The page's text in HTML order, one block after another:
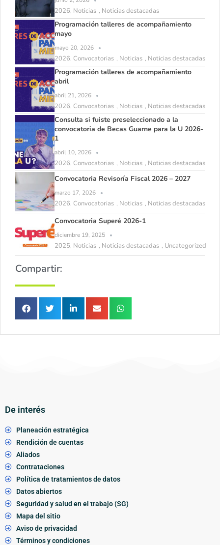
2026, Noticias , Noticias destacadas
Programación talleres de acompañamiento
mayo
mayo 20, 2026
2026, Convocatorias , Noticias , Noticias destacadas
Programación talleres de acompañamiento
abril
abril 21, 2026
2026, Convocatorias , Noticias , Noticias destacadas
Consulta si fuiste preseleccionado a la
convocatoria de Becas Guarne para la U 2026-
1
abril 10, 2026
2026, Convocatorias , Noticias , Noticias destacadas
Convocatoria Revisoría Fiscal 2026 – 2027
marzo 17, 2026
2026, Convocatorias , Noticias , Noticias destacadas
Convocatoria Superé 2026-1
diciembre 19, 2025
2025, Noticias , Noticias destacadas , Uncategorized
Compartir:
De interés
Planeación estratégica
Rendición de cuentas
Aliados
Contrataciones
Política de tratamientos de datos
Datos abiertos
Seguridad y salud en el trabajo (SG)
Mapa del sitio
Aviso de privacidad
Términos y condiciones